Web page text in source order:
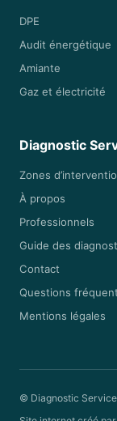
DPE
Audit énergétique
Amiante
Gaz et électricité
Diagnostic
Zones
À propos
Professionnels
Guide des
Contact
Questions
Mentions légales
© Diagnostic Service